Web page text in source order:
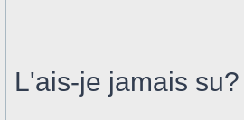
L'ais-je jamais su?